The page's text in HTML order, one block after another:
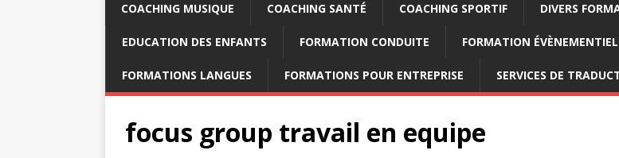
COACHING MUSIQUE COACHING SANTÉ COACHING SPORTIF DIVERS
EDUCATION DES ENFANTS FORMATION CONDUITE FORMATION
FORMATIONS LANGUES FORMATIONS POUR ENTREPRISE SERVICES DE
focus group travail en equipe